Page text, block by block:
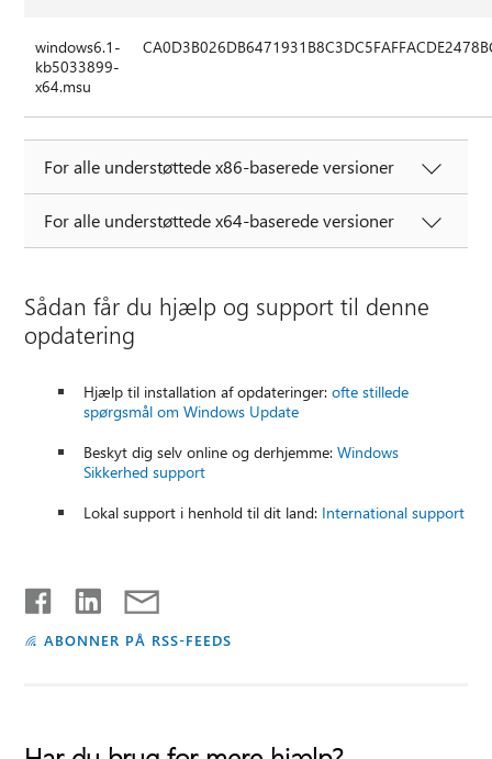
windows6.1-
kb5033899-
x64.msu
For alle understøttede x86-baserede versioner
For alle understøttede x64-baserede versioner
Sådan får du hjælp og support til denne
opdatering
Hjælp til installation af opdateringer:ofte stillede
spørgsmål om Windows Update
Beskyt dig selv online og derhjemme:Windows
Sikkerhed support
Lokal support i henhold til dit land: International support
ABONNER PÅ RSS-FEEDS